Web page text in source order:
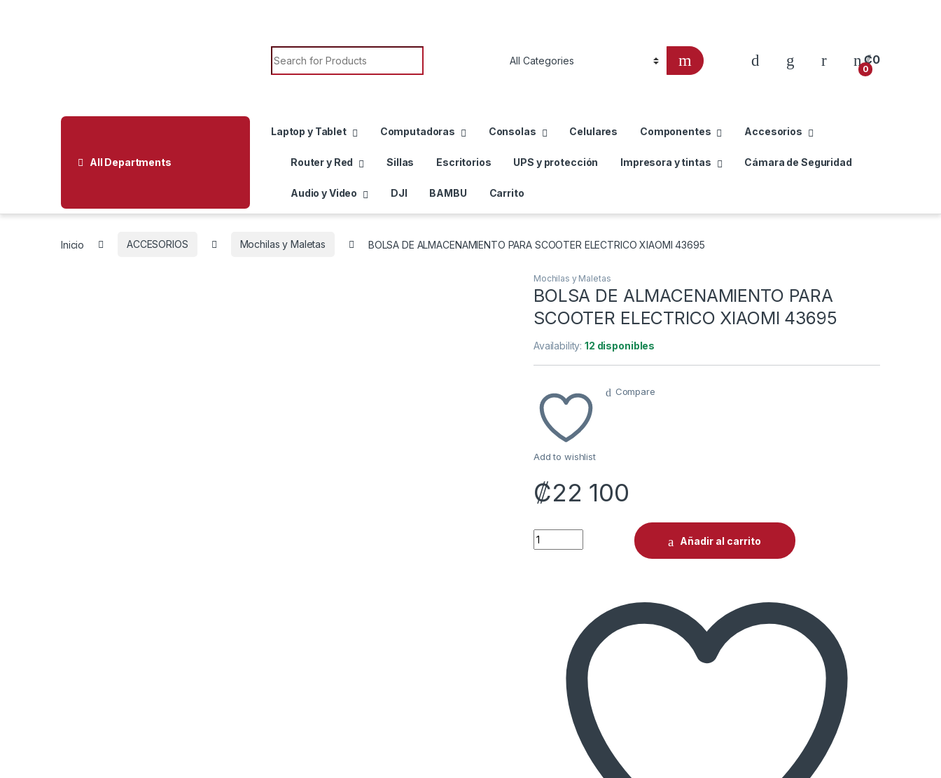
Search for:
0
₡0
All Departments
Laptop y Tablet Computadoras Consolas Celulares Componentes Accesorios
Router y Red Sillas Escritorios UPS y protección Impresora y tintas Cámara de Seguridad
Audio y Video DJI BAMBU Carrito
Inicio ACCESORIOS Mochilas y Maletas BOLSA DE ALMACENAMIENTO PARA SCOOTER ELECTRICO XIAOMI 43695
Mochilas y Maletas
BOLSA DE ALMACENAMIENTO PARA
SCOOTER ELECTRICO XIAOMI 43695
Availability:12 disponibles
Add to wishlist
Compare
₡22 100
BOLSA DE ALMACENAMIENTO PARA SCOOTER ELECTRICO XIAOMI 43695 quantity
Añadir al carrito